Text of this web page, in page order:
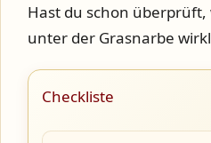
Hast du schon
unter der Grasnarbe
Checkliste